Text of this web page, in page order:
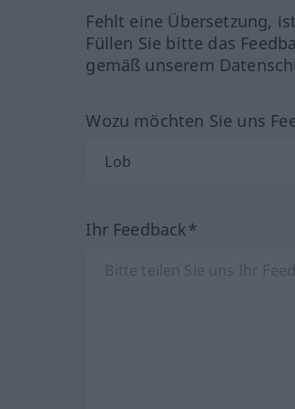
Fehlt eine Übersetzung,
Füllen Sie bitte das
gemäß unserem
Wozu möchten Sie uns
Ihr Feedback*